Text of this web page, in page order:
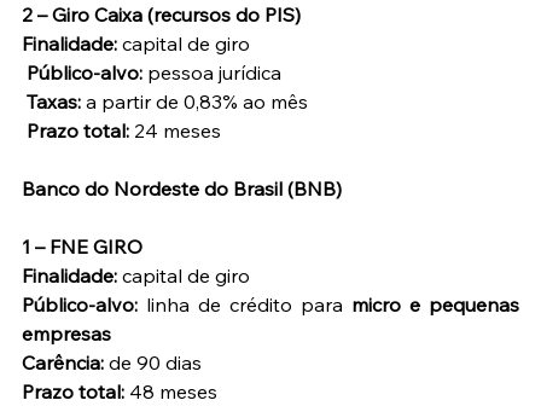
2 – Giro Caixa (recursos do PIS)
Finalidade: capital de giro
Público-alvo: pessoa jurídica
Taxas: a partir de 0,83% ao mês
Prazo total: 24 meses
Banco do Nordeste do Brasil (BNB)
1 – FNE GIRO
Finalidade: capital de giro
Público-alvo: linha de crédito para micro e pequenas
empresas
Carência: de 90 dias
Prazo total: 48 meses